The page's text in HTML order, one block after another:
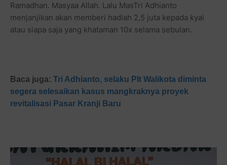
Ramadhan. Masyaa Allah. Lalu MasTri Adhianto
menjanjikan akan memberi hadiah 2,5 juta kepada kyai
atau siapa saja yang khataman 10x selama sebulan.
Baca juga: Tri Adhianto, selaku Plt Walikota diminta
segera selesaikan kasus mangkraknya proyek
revitalisasi Pasar Kranji Baru